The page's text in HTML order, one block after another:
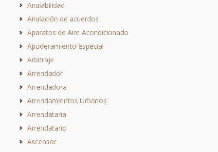
Anulabilidad
Anulación de acuerdos
Aparatos de Aire Acondicionado
Apoderamiento especial
Arbitraje
Arrendador
Arrendadora
Arrendamientos Urbanos
Arrendataria
Arrendatario
Ascensor